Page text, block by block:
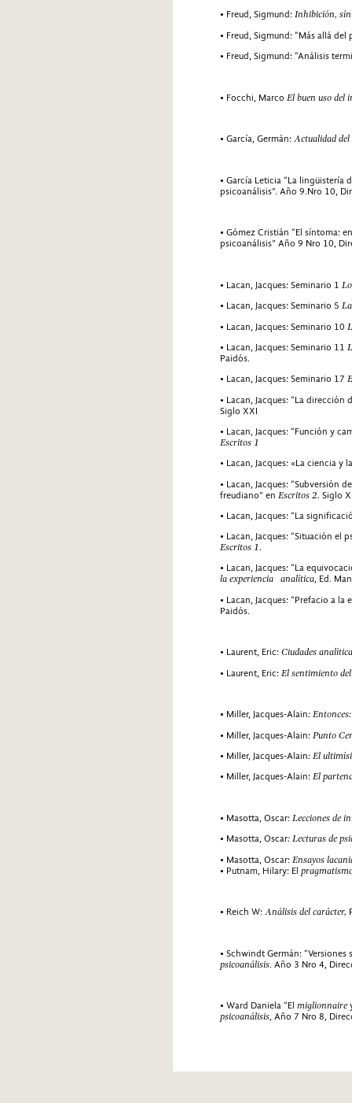
• Freud, Sigmund: Inhibición,
• Freud, Sigmund: “Más allá
• Freud, Sigmund: “Análisis
• Focchi, Marco El buen uso del
• García, Germán: Actualidad
• García Leticia “La lingüistería
psicoanálisis”. Año 9.Nro 10,
• Gómez Cristián “El síntoma:
psicoanálisis” Año 9 Nro 10,
• Lacan, Jacques: Seminario 1
• Lacan, Jacques: Seminario 5
• Lacan, Jacques: Seminario 10
• Lacan, Jacques: Seminario 11
Paidós.
• Lacan, Jacques: Seminario 17
• Lacan, Jacques: “La
Siglo XXI
• Lacan, Jacques: “Función y
Escritos 1
• Lacan, Jacques: «La ciencia y
• Lacan, Jacques: “Subversión
freudiano” en Escritos 2. Siglo
• Lacan, Jacques: “La
• Lacan, Jacques: “Situación el
Escritos 1.
• Lacan, Jacques: “La
la experiencia analítica, Ed.
• Lacan, Jacques: “Prefacio a
Paidós.
• Laurent, Eric: Ciudades
• Laurent, Eric: El sentimiento
• Miller, Jacques-Alain:
• Miller, Jacques-Alain: Punto
• Miller, Jacques-Alain: El
• Miller, Jacques-Alain: El
• Masotta, Oscar: Lecciones de
• Masotta, Oscar: Lecturas de
• Masotta, Oscar: Ensayos
• Putnam, Hilary: El
• Reich W: Análisis del carácter,
• Schwindt Germán:
psicoanálisis . Año 3 Nro 4,
• Ward Daniela “El miglionnaire
psicoanálisis, Año 7 Nro 8,